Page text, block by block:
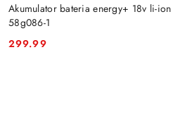
Akumulator bateria energy+ 18v li-
58g086-1
Cena:
299.99